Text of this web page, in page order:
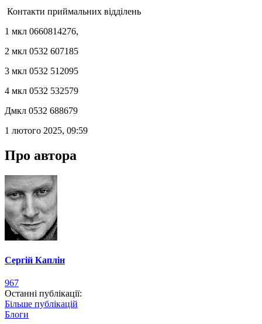
Контакти приймальних відділень
1 мкл 0660814276,
2 мкл 0532 607185
3 мкл 0532 512095
4 мкл 0532 532579
Дмкл 0532 688679
1 лютого 2025, 09:59
Про автора
Сергій Каплін
967
Останні публікації:
Більше публікацій
Блоги